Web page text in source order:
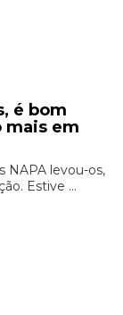
é bom
mais em
NAPA levou-os,
Estive ...